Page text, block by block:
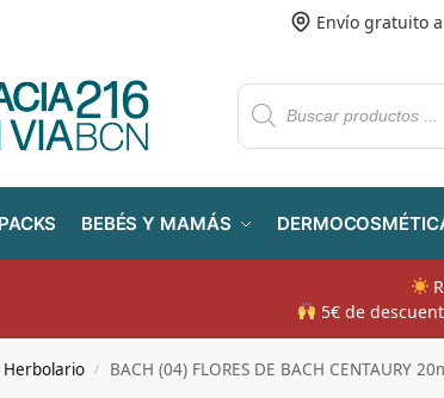
Envío gratuito
PACKS BEBÉS Y MAMÁS
5€ de
Herbolario / BACH (04) FLORES DE BACH CENTAURY